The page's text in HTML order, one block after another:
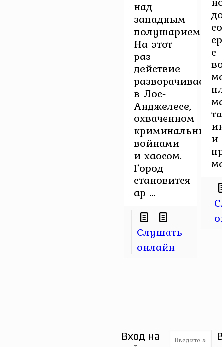
над
западным
полушарием.
На этот
раз
действие
разворачивается
в Лос-
Анджелесе,
охваченном
криминальными
войнами
и хаосом.
Город
становится
ар ...
Слушать
онлайн
с
и
Вход на